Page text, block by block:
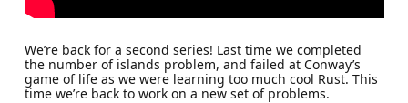
We’re back for a second series! Last time we completed
the number of islands problem, and failed at Conway’s
game of life as we were learning too much cool Rust. This
time we’re back to work on a new set of problems.